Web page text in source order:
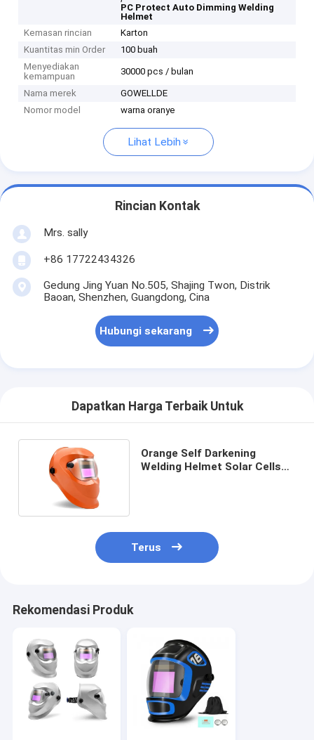
PC Protect Auto Dimming Welding
Helmet
Kemasan rincian
Karton
Kuantitas min Order
100 buah
Menyediakan
kemampuan
30000 pcs / bulan
Nama merek
GOWELLDE
Nomor model
warna oranye
Lihat Lebih
Rincian Kontak
Mrs. sally
+86 17722434326
Gedung Jing Yuan No.505, Shajing Twon, Distrik
Baoan, Shenzhen, Guangdong, Cina
Hubungi sekarang
Dapatkan Harga Terbaik Untuk
Orange Self Darkening
Welding Helmet Solar Cells
Terus
Rekomendasi Produk